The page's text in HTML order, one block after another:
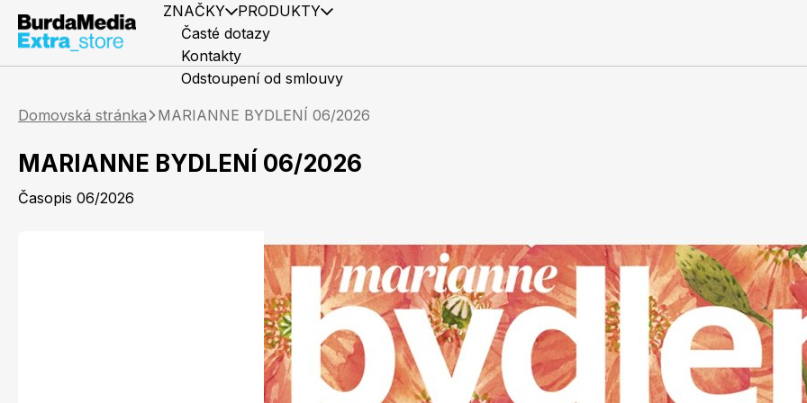
ZNAČKY PRODUKTY
Marianne
Knihy
Časté dotazy
Kontakty
Odstoupení od smlouvy
Domovská stránka MARIANNE BYDLENÍ 06/2026
MARIANNE BYDLENÍ 06/2026
Časopis 06/2026